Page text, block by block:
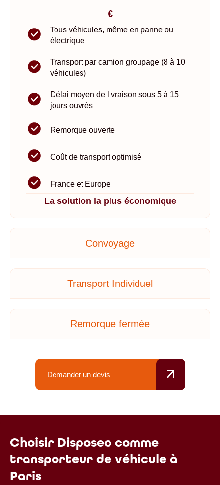
Convoyage
Transport Individuel
Remorque fermée
€
Tous véhicules, même en panne ou
électrique
Transport par camion groupage (8 à 10
véhicules)
Délai moyen de livraison sous 5 à 15
jours ouvrés
Remorque ouverte
Coût de transport optimisé
France et Europe
La solution la plus économique
Demander un devis
Choisir Disposeo comme
transporteur de véhicule à
Paris